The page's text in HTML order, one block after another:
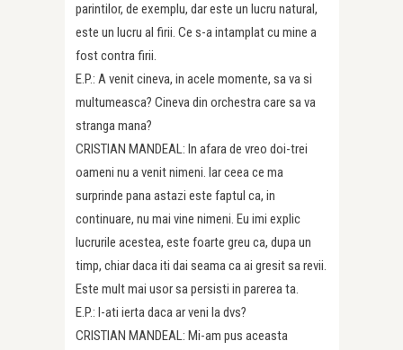
parintilor, de exemplu, dar este un lucru natural,
este un lucru al firii. Ce s-a intamplat cu mine a
fost contra firii.
E.P.: A venit cineva, in acele momente, sa va si
multumeasca? Cineva din orchestra care sa va
stranga mana?
CRISTIAN MANDEAL: In afara de vreo doi-trei
oameni nu a venit nimeni. Iar ceea ce ma
surprinde pana astazi este faptul ca, in
continuare, nu mai vine nimeni. Eu imi explic
lucrurile acestea, este foarte greu ca, dupa un
timp, chiar daca iti dai seama ca ai gresit sa revii.
Este mult mai usor sa persisti in parerea ta.
E.P.: I-ati ierta daca ar veni la dvs?
CRISTIAN MANDEAL: Mi-am pus aceasta